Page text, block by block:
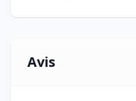
Avis